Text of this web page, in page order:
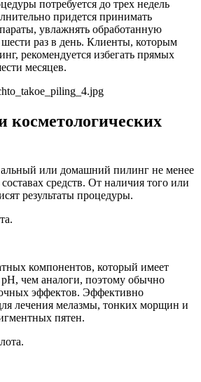
потребуется до трех недель
придется принимать
увлажнять обработанную
шести раз в день. Клиенты, которым
рекомендуется избегать прямых
месяцев.
косметологических
или домашний пилинг не менее
средств. От наличия того или
результаты процедуры.
компонентов, который имеет
чем аналоги, поэтому обычно
эффектов. Эффективно
лечения мелазмы, тонких морщин и
пятен.